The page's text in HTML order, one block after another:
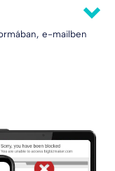
e-mailben